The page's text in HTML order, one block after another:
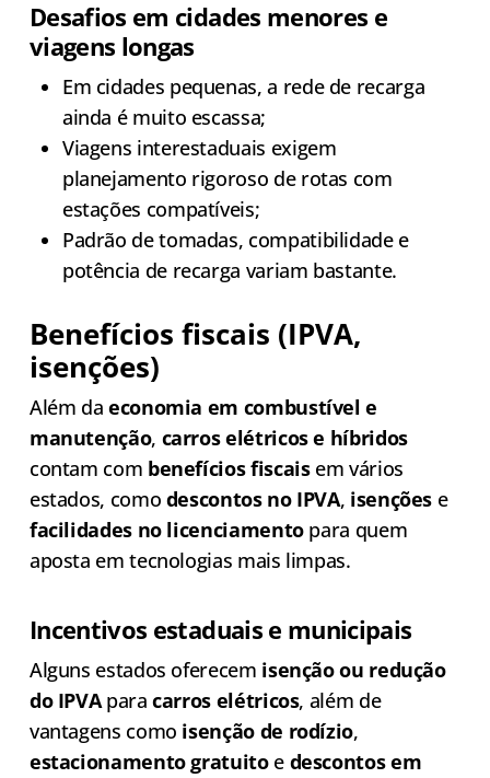
Desafios em cidades menores e
viagens longas
Em cidades pequenas, a rede de recarga
ainda é muito escassa;
Viagens interestaduais exigem
planejamento rigoroso de rotas com
estações compatíveis;
Padrão de tomadas, compatibilidade e
potência de recarga variam bastante.
Benefícios fiscais (IPVA,
isenções)
Além da economia em combustível e
manutenção, carros elétricos e híbridos
contam com benefícios fiscaisem vários
estados, como descontos no IPVA, isenções e
facilidades no licenciamentopara quem
aposta em tecnologias mais limpas.
Incentivos estaduais e municipais
Alguns estados oferecem isenção ou redução
do IPVAparacarros elétricos, além de
vantagens como isenção de rodízio,
estacionamento gratuitoe descontos em